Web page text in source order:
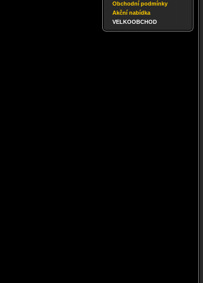
Obchodní podmínky
Akční nabídka
VELKOOBCHOD